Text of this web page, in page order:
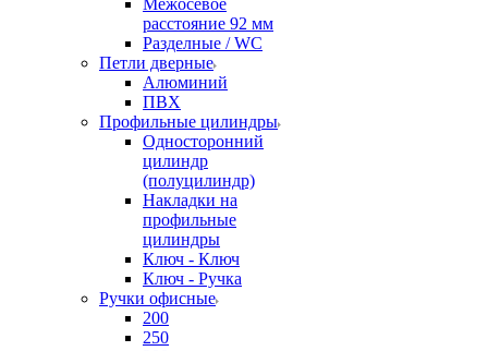
Межосевое
расстояние 92 мм
Разделные / WC
Петли дверные
Алюминий
ПВХ
Профильные цилиндры
Односторонний
цилиндр
(полуцилиндр)
Накладки на
профильные
цилиндры
Ключ - Ключ
Ключ - Ручка
Ручки офисные
200
250